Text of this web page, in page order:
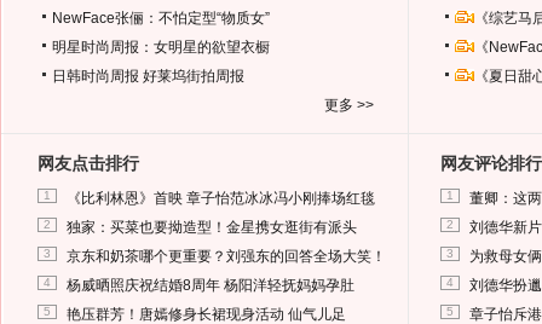
NewFace张俪：不怕定型“物质女”
明星时尚周报：女明星的欲望衣橱
日韩时尚周报 好莱坞街拍周报
更多 >>
《综艺
《
《夏日
网友点击排行
1 《比利林恩》首映 章子怡范冰冰冯小刚捧场红毯
2 独家：买菜也要拗造型！金星携女逛街有派头
3 京东和奶茶哪个更重要？刘强东的回答全场大笑！
4 杨威晒照庆祝结婚8周年 杨阳洋轻抚妈妈孕肚
5 艳压群芳！唐嫣修身长裙现身活动 仙气儿足
网友评论排行
1 董卿：这
2 刘德华新
3 为救母女
4 刘德华扮
5 章子怡斥